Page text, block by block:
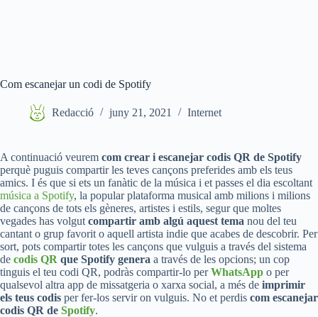
Com escanejar un codi de Spotify
Redacció juny 21, 2021 Internet
A continuació veurem com crear i escanejar codis QR de Spotify
perquè puguis compartir les teves cançons preferides amb els teus
amics. I és que si ets un fanàtic de la música i et passes el dia escoltant
música a Spotify, la popular plataforma musical amb milions i milions
de cançons de tots els gèneres, artistes i estils, segur que moltes
vegades has volgut compartir amb algú aquest tema nou del teu
cantant o grup favorit o aquell artista indie que acabes de descobrir. Per
sort, pots compartir totes les cançons que vulguis a través del sistema
de codis QR que Spotify genera a través de les opcions; un cop
tinguis el teu codi QR, podràs compartir-lo perWhatsApp o per
qualsevol altra app de missatgeria o xarxa social, a més de imprimir
els teus codis per fer-los servir on vulguis. No et perdis com escanejar
codis QR de Spotify.